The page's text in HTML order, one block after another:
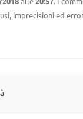
imprecisioni ed